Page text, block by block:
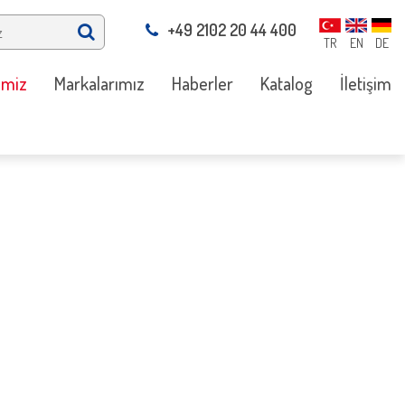
TR EN DE
+49 2102 20 44 400
Markalarımız Haberler Katalog İletişim